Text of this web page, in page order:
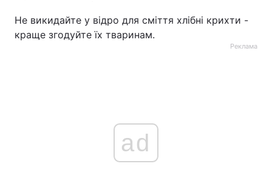
Не викидайте у відро для сміття хлібні крихти -
краще згодуйте їх тваринам.
Реклама
ad